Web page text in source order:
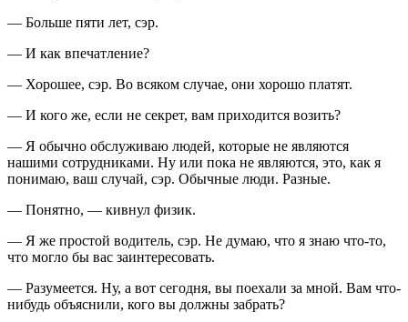
— Больше пяти лет, сэр.
— И как впечатление?
— Хорошее, сэр. Во всяком случае, они хорошо платят.
— И кого же, если не секрет, вам приходится возить?
— Я обычно обслуживаю людей, которые не являются
нашими сотрудниками. Ну или пока не являются, это, как я
понимаю, ваш случай, сэр. Обычные люди. Разные.
— Понятно, — кивнул физик.
— Я же простой водитель, сэр. Не думаю, что я знаю что-то,
что могло бы вас заинтересовать.
— Разумеется. Ну, а вот сегодня, вы поехали за мной. Вам что-
нибудь объяснили, кого вы должны забрать?